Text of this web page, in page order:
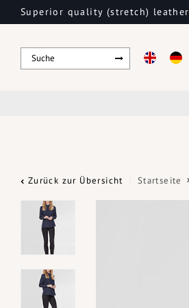
Superior quality (stretch) leather
Zurück zur Übersicht Startseite